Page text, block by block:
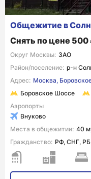
Общежитие в
Снять по цене 500
Округ Москвы: ЗАО
Район/поселение: р-н
Адрес: Москва,
Боровское Шоссе
Аэропорты
Внуково
Места в общежитии: 40
Гражданство: РФ, СНГ, РБ